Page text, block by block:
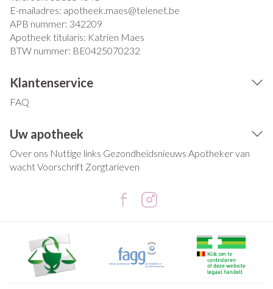
E-mailadres: apotheek.maes@telenet.be
APB nummer: 342209
Apotheek titularis: Katrien Maes
BTW nummer: BE0425070232
Klantenservice
FAQ
Uw apotheek
Over ons Nuttige links Gezondheidsnieuws Apotheker van
wachtVoorschrift Zorgtarieven